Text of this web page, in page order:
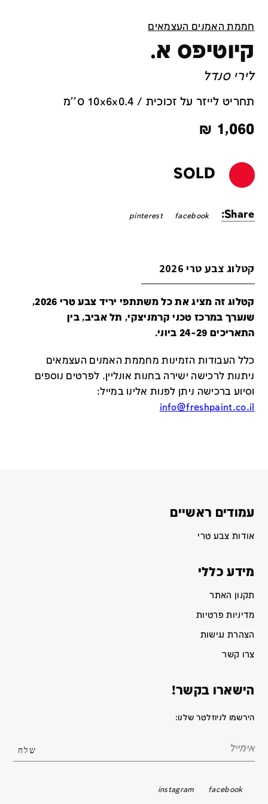
חממת האמנים העצמאים
קיוטיפס א.
לירי סנדל
תחריט לייזר על זכוכית / 10x6x0.4 ס''מ
1,060
₪
SOLD
Share:
facebook
pinterest
קטלוג צבע טרי 2026
קטלוג זה מציג את כל משתתפי יריד צבע טרי 2026,
שנערך במרכז טכני קרמניצקי, תל אביב, בין
התאריכים 24-29 ביוני.
כלל העבודות הזמינות מחממת האמנים העצמאים
ניתנות לרכישה ישירה בחנות אונליין. לפרטים נוספים
וסיוע ברכישה ניתן לפנות אלינו במייל:
info@freshpaint.co.il
עמודים ראשיים
אודות צבע טרי
מידע כללי
תקנון האתר
מדיניות פרטיות
הצהרת נגישות
צרו קשר
הישארו בקשר!
הירשמו לניוזלטר שלנו:
facebook
instagram